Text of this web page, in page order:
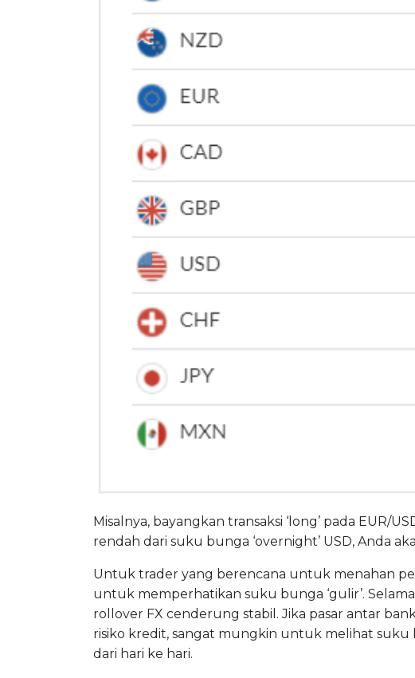
Misalnya, bayangkan transaksi ‘long’ pada EUR/
rendah dari suku bunga ‘overnight’ USD, Anda
Untuk trader yang berencana untuk menahan
untuk memperhatikan suku bunga ‘gulir’.
rollover FX cenderung stabil. Jika pasar antar
risiko kredit, sangat mungkin untuk melihat suku
dari hari ke hari.